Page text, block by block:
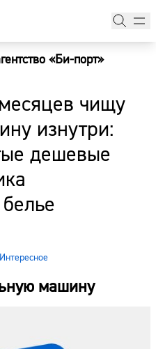
«Би-порт»
чищу
изнутри:
дешевые
Интересное
машину